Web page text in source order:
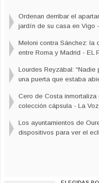
“sacar a la España
Arranca el mayor
Ordenan derribar el
jardín de su casa en Vigo
Meloni contra Sánchez: la
entre Roma y Madrid - EL
Lourdes Reyzábal:
una puerta que estaba
Cero de Costa
colección cápsula - La
Los ayuntamientos de
dispositivos para ver el